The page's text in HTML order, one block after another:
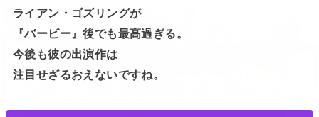
ライアン・ゴズリングが
『バービー』後でも最高過ぎる。
今後も彼の出演作は
注目せざるおえないですね。